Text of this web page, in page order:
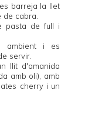
barreja la llet
cabra.
pasta de full i
ambient i es
servir.
llit d'amanida
amb oli), amb
cherry i un